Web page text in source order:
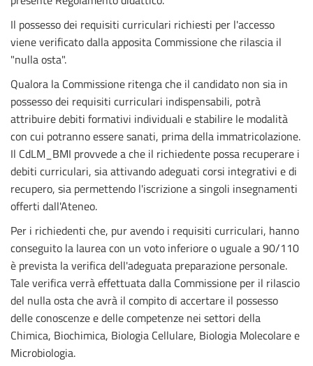
Il possesso dei requisiti curriculari richiesti per l'accesso
viene verificato dalla apposita Commissione che rilascia il
"nulla osta".
Qualora la Commissione ritenga che il candidato non sia in
possesso dei requisiti curriculari indispensabili, potrà
attribuire debiti formativi individuali e stabilire le modalità
con cui potranno essere sanati, prima della immatricolazione.
Il CdLM_BMI provvede a che il richiedente possa recuperare i
debiti curriculari, sia attivando adeguati corsi integrativi e di
recupero, sia permettendo l'iscrizione a singoli insegnamenti
offerti dall'Ateneo.
Per i richiedenti che, pur avendo i requisiti curriculari, hanno
conseguito la laurea con un voto inferiore o uguale a 90/110
è prevista la verifica dell'adeguata preparazione personale.
Tale verifica verrà effettuata dalla Commissione per il rilascio
del nulla osta che avrà il compito di accertare il possesso
delle conoscenze e delle competenze nei settori della
Chimica, Biochimica, Biologia Cellulare, Biologia Molecolare e
Microbiologia.